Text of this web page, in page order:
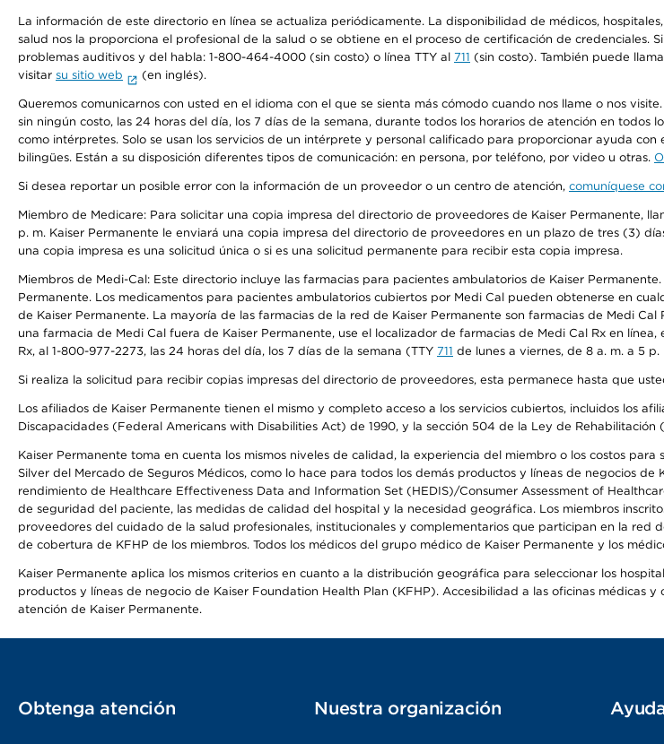
La información de este directorio en línea se actualiza periódicamente. La disponibilidad de médicos,
salud nos la proporciona el profesional de la salud o se obtiene en el proceso de certificación de
problemas auditivos y del habla: 1-800-464-4000 (sin costo) o línea TTY al 711 (sin costo). También puede
visitar su sitio web (en inglés).
Queremos comunicarnos con usted en el idioma con el que se sienta más cómodo cuando nos llame o nos
sin ningún costo, las 24 horas del día, los 7 días de la semana, durante todos los horarios de atención en
como intérpretes. Solo se usan los servicios de un intérprete y personal calificado para proporcionar ayuda
bilingües. Están a su disposición diferentes tipos de comunicación: en persona, por teléfono, por video u otras.
Si desea reportar un posible error con la información de un proveedor o un centro de atención, comuníquese
Miembro de Medicare: Para solicitar una copia impresa del directorio de proveedores de Kaiser Permanente,
p. m. Kaiser Permanente le enviará una copia impresa del directorio de proveedores en un plazo de tres (3)
una copia impresa es una solicitud única o si es una solicitud permanente para recibir esta copia impresa.
Miembros de Medi-Cal: Este directorio incluye las farmacias para pacientes ambulatorios de Kaiser
Permanente. Los medicamentos para pacientes ambulatorios cubiertos por Medi Cal pueden obtenerse en
de Kaiser Permanente. La mayoría de las farmacias de la red de Kaiser Permanente son farmacias de Medi
una farmacia de Medi Cal fuera de Kaiser Permanente, use el localizador de farmacias de Medi Cal Rx en línea,
Rx, al 1-800-977-2273, las 24 horas del día, los 7 días de la semana (TTY 711 de lunes a viernes, de 8 a. m. a 5 p.
Si realiza la solicitud para recibir copias impresas del directorio de proveedores, esta permanece hasta que
Los afiliados de Kaiser Permanente tienen el mismo y completo acceso a los servicios cubiertos, incluidos los
Discapacidades (Federal Americans with Disabilities Act) de 1990, y la sección 504 de la Ley de Rehabilitación
Kaiser Permanente toma en cuenta los mismos niveles de calidad, la experiencia del miembro o los costos
Silver del Mercado de Seguros Médicos, como lo hace para todos los demás productos y líneas de negocios
rendimiento de Healthcare Effectiveness Data and Information Set (HEDIS)/Consumer Assessment of
de seguridad del paciente, las medidas de calidad del hospital y la necesidad geográfica. Los miembros
proveedores del cuidado de la salud profesionales, institucionales y complementarios que participan en la
de cobertura de KFHP de los miembros. Todos los médicos del grupo médico de Kaiser Permanente y los
Kaiser Permanente aplica los mismos criterios en cuanto a la distribución geográfica para seleccionar los
productos y líneas de negocio de Kaiser Foundation Health Plan (KFHP). Accesibilidad a las oficinas médicas
atención de Kaiser Permanente.
Obtenga atención Nuestra organización